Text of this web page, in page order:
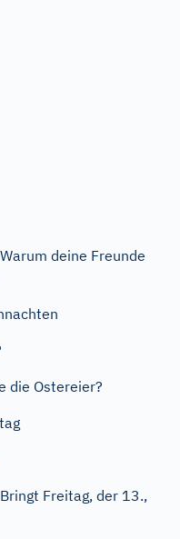
deine Freunde
die Ostereier?
Freitag, der 13.,